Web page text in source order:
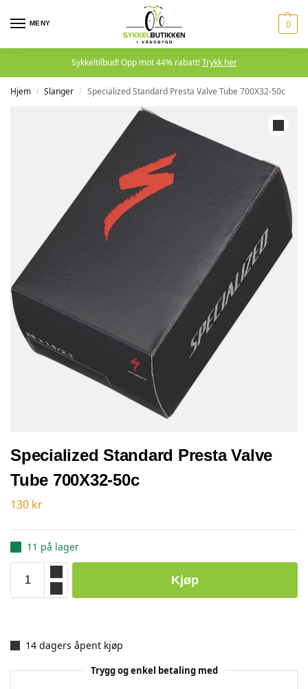
MENY 0
Sykkeltilbud! Opp mot 44% rabatt!Trykk her
Hjem / Slanger / Specialized Standard Presta Valve Tube 700X32-50c
Specialized Standard Presta Valve
Tube 700X32-50c
130 kr
11 på lager
Kjøp
14 dagers åpent kjøp
Trygg og enkel betaling med